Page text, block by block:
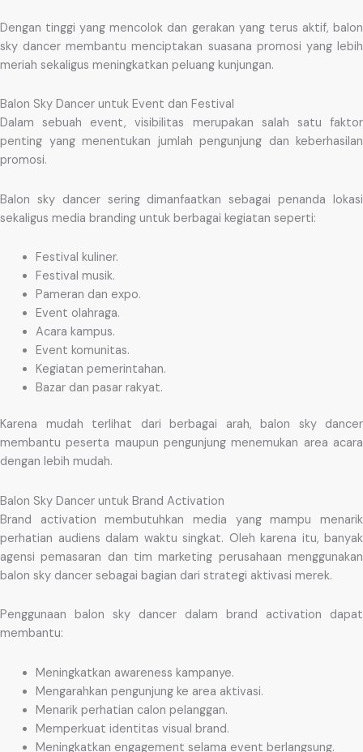
Dengan tinggi yang mencolok dan gerakan yang terus aktif, balon
sky dancer membantu menciptakan suasana promosi yang lebih
meriah sekaligus meningkatkan peluang kunjungan.
Balon Sky Dancer untuk Event dan Festival
Dalam sebuah event, visibilitas merupakan salah satu faktor
penting yang menentukan jumlah pengunjung dan keberhasilan
promosi.
Balon sky dancer sering dimanfaatkan sebagai penanda lokasi
sekaligus media branding untuk berbagai kegiatan seperti:
Festival kuliner.
Festival musik.
Pameran dan expo.
Event olahraga.
Acara kampus.
Event komunitas.
Kegiatan pemerintahan.
Bazar dan pasar rakyat.
Karena mudah terlihat dari berbagai arah, balon sky dancer
membantu peserta maupun pengunjung menemukan area acara
dengan lebih mudah.
Balon Sky Dancer untuk Brand Activation
Brand activation membutuhkan media yang mampu menarik
perhatian audiens dalam waktu singkat. Oleh karena itu, banyak
agensi pemasaran dan tim marketing perusahaan menggunakan
balon sky dancer sebagai bagian dari strategi aktivasi merek.
Penggunaan balon sky dancer dalam brand activation dapat
membantu:
Meningkatkan awareness kampanye.
Mengarahkan pengunjung ke area aktivasi.
Menarik perhatian calon pelanggan.
Memperkuat identitas visual brand.
Meningkatkan engagement selama event berlangsung.